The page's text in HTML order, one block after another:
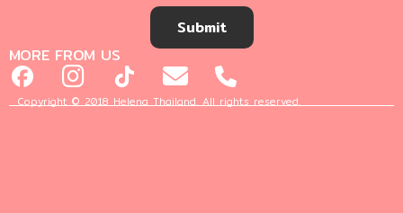
Submit
MORE FROM US
Copyright © 2018 Helena Thailand. All rights reserved.